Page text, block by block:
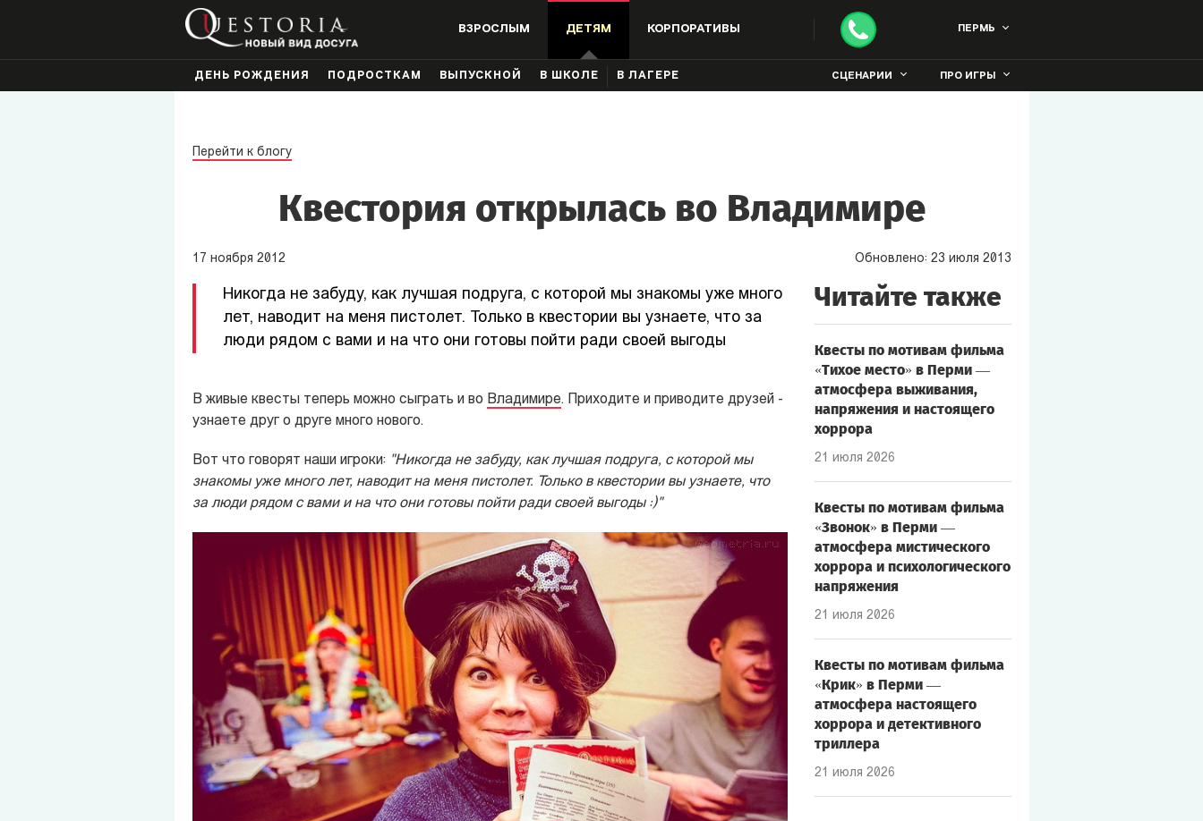
ВЗРОСЛЫМ ДЕТЯМ КОРПОРАТИВЫ ПЕРМЬ
ДЕНЬ РОЖДЕНИЯ ПОДРОСТКАМ ВЫПУСКНОЙ В ШКОЛЕ В ЛАГЕРЕ СЦЕНАРИИ ПРО ИГРЫ
Перейти к блогу
Квестория открылась во Владимире
17 ноября 2012 Обновлено: 23 июля 2013
Никогда не забуду, как лучшая подруга, с которой мы знакомы уже много
лет, наводит на меня пистолет. Только в квестории вы узнаете, что за
люди рядом с вами и на что они готовы пойти ради своей выгоды
В живые квесты теперь можно сыграть и во Владимире. Приходите и приводите друзей -
узнаете друг о друге много нового.
Вот что говорят наши игроки: "Никогда не забуду, как лучшая подруга, с которой мы
знакомы уже много лет, наводит на меня пистолет. Только в квестории вы узнаете, что
за люди рядом с вами и на что они готовы пойти ради своей выгоды :)"
Читайте также
Квесты по мотивам фильма
«Тихое место» в Перми —
атмосфера выживания,
напряжения и настоящего
хоррора
21 июля 2026
Квесты по мотивам фильма
«Звонок» в Перми —
атмосфера мистического
хоррора и психологического
напряжения
21 июля 2026
Квесты по мотивам фильма
«Крик» в Перми —
атмосфера настоящего
хоррора и детективного
триллера
21 июля 2026